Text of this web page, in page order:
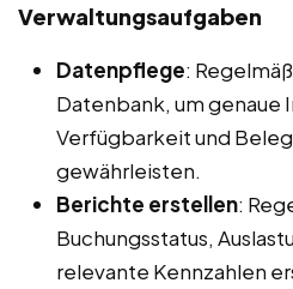
Verwaltungsaufgaben
Datenpflege:
Datenbank, um genaue
Verfügbarkeit und
gewährleisten.
Berichte erstellen:
Buchungsstatus,
relevante Kennzahlen